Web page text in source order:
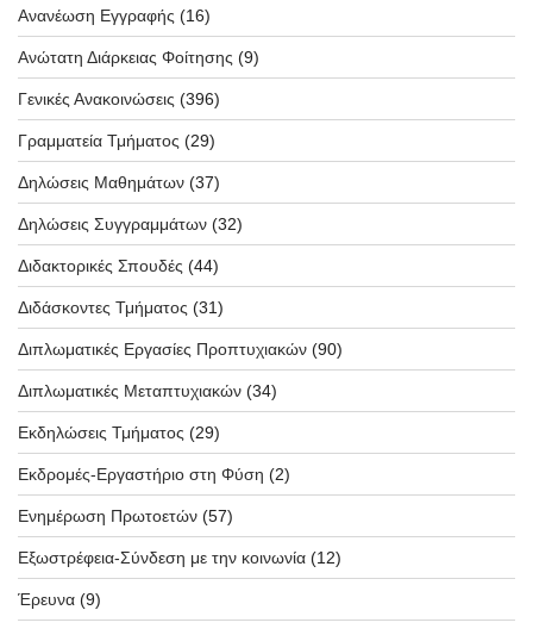
Ανανέωση Εγγραφής (16)
Ανώτατη Διάρκειας Φοίτησης (9)
Γενικές Ανακοινώσεις (396)
Γραμματεία Τμήματος (29)
Δηλώσεις Μαθημάτων (37)
Δηλώσεις Συγγραμμάτων (32)
Διδακτορικές Σπουδές (44)
Διδάσκοντες Τμήματος (31)
Διπλωματικές Εργασίες Προπτυχιακών (90)
Διπλωματικές Μεταπτυχιακών (34)
Εκδηλώσεις Τμήματος (29)
Εκδρομές-Εργαστήριο στη Φύση (2)
Ενημέρωση Πρωτοετών (57)
Εξωστρέφεια-Σύνδεση με την κοινωνία (12)
Έρευνα (9)